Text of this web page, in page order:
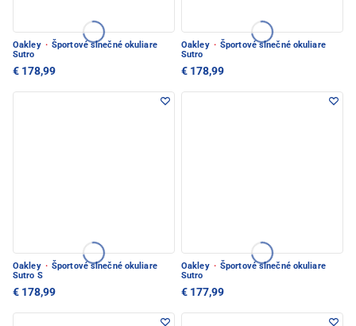
Oakley · Športové slnečné okuliare
Sutro
€ 178,99
Oakley · Športové slnečné okuliare
Sutro
€ 178,99
Oakley · Športové slnečné okuliare
Sutro S
€ 178,99
Oakley · Športové slnečné okuliare
Sutro
€ 177,99